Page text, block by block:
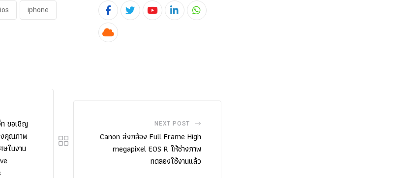
ios iphone
YoutubeLinkedInWhatsapp
Cloud
ขอเชิญ
คุณภาพ
ในงาน
NEXT POST
Canon ส่งกล้อง Full Frame High
megapixel EOS R ให้ช่างภาพ
ทดลองใช้งานแล้ว